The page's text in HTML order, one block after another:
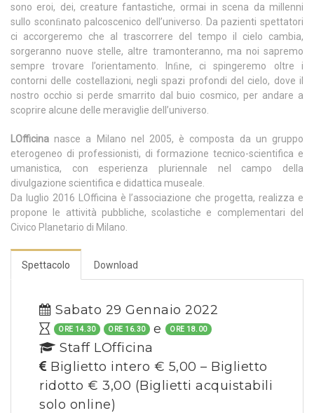
sono eroi, dei, creature fantastiche, ormai in scena da millenni
sullo sconﬁnato palcoscenico dell’universo. Da pazienti spettatori
ci accorgeremo che al trascorrere del tempo il cielo cambia,
sorgeranno nuove stelle, altre tramonteranno, ma noi sapremo
sempre trovare l’orientamento. Inﬁne, ci spingeremo oltre i
contorni delle costellazioni, negli spazi profondi del cielo, dove il
nostro occhio si perde smarrito dal buio cosmico, per andare a
scoprire alcune delle meraviglie dell’universo.
LOfficina nasce a Milano nel 2005, è composta da un gruppo
eterogeneo di professionisti, di formazione tecnico-scientifica e
umanistica, con esperienza pluriennale nel campo della
divulgazione scientifica e didattica museale.
Da luglio 2016 LOfficina è l’associazione che progetta, realizza e
propone le attività pubbliche, scolastiche e complementari del
Civico Planetario di Milano.
Spettacolo Download
Sabato 29 Gennaio 2022
ORE 14.30 ORE 16.30 e ORE 18.00
Staff LOfficina
Biglietto intero € 5,00 – Biglietto
ridotto € 3,00 (Biglietti acquistabili
solo online)